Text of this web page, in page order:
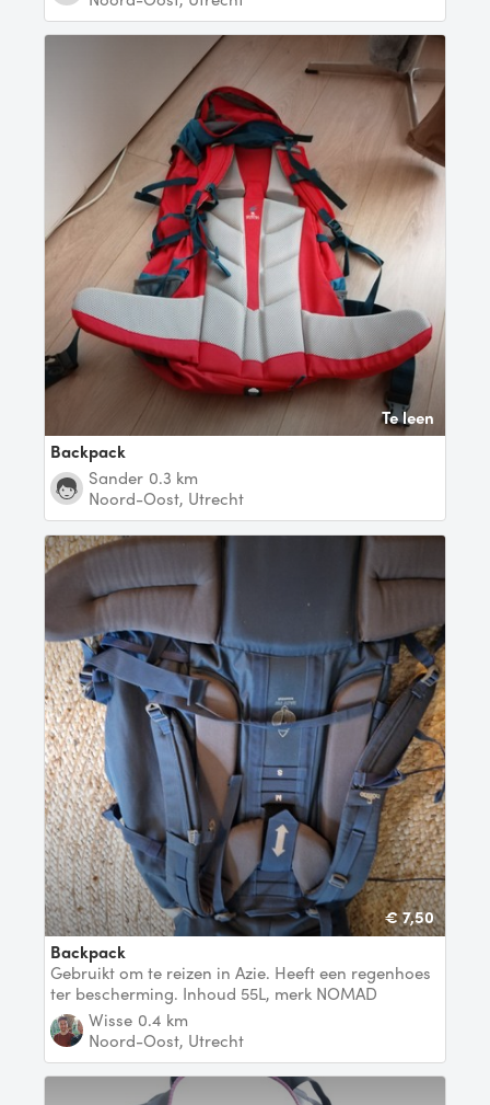
Te leen
Backpack
Sander 0.3 km
Noord-Oost, Utrecht
€ 7,50
backpack
Gebruikt om te reizen in Azie. Heeft een regenhoes
ter bescherming. Inhoud 55L, merk NOMAD
Wisse 0.4 km
Noord-Oost, Utrecht